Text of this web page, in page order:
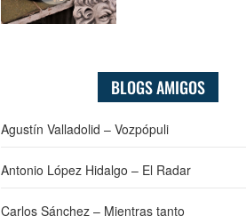
BLOGS AMIGOS
Agustín Valladolid – Vozpópuli
Antonio López Hidalgo – El Radar
Carlos Sánchez – Mientras tanto